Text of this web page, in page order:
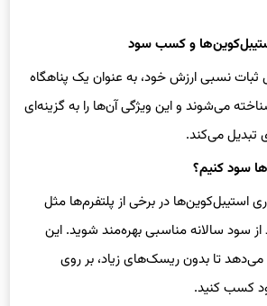
ثبات نسبی ارزش خود، به عنوان یک پناهگاه
می‌شوند و این ویژگی آن‌ها را به گزینه‌ای
تبدیل می‌کند.
سود کنیم؟
استیبل‌کوین‌ها در برخی از پلتفرم‌ها مثل
از سود سالانه مناسبی بهره‌مند شوید. این
تا بدون ریسک‌های زیاد، بر روی
کسب کنید.